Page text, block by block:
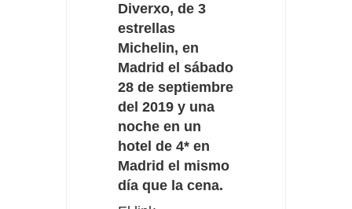
Diverxo, de 3
estrellas
Michelin, en
Madrid el sábado
28 de septiembre
del 2019 y una
noche en un
hotel de 4* en
Madrid el mismo
día que la cena.